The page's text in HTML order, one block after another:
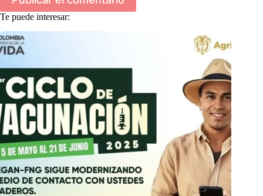
Te puede interesar: